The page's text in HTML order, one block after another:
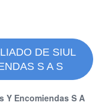
DE SIUL
S A S
Y Encomiendas S A